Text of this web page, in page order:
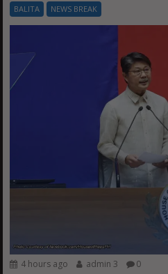
BALITA NEWS BREAK
4 hours ago admin 3 0